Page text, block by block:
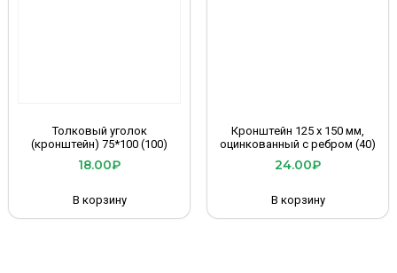
Толковый уголок
(кронштейн) 75*100 (100)
18.00₽
В корзину
Кронштейн 125 х 150 мм,
оцинкованный с ребром (40)
24.00₽
В корзину